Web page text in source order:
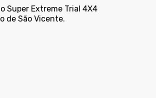
Super Extreme Trial 4X4
de São Vicente.